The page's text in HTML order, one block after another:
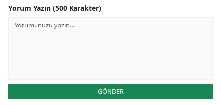
Yorum Yazın (500 Karakter)
GÖNDER